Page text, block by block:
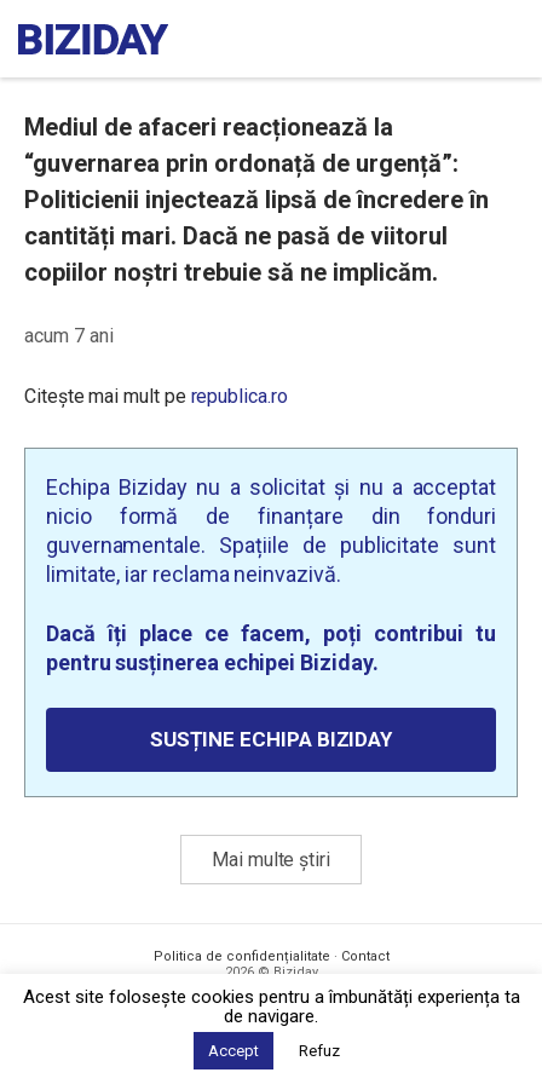
Mediul de afaceri reacționează la
“guvernarea prin ordonață de urgență”:
Politicienii injectează lipsă de încredere în
cantități mari. Dacă ne pasă de viitorul
copiilor noștri trebuie să ne implicăm.
acum 7 ani
Citește mai mult pe republica.ro
Echipa Biziday nu a solicitat și nu a acceptat
nicio formă de finanțare din fonduri
guvernamentale. Spațiile de publicitate sunt
limitate, iar reclama neinvazivă.
Dacă îți place ce facem, poți contribui tu
pentru susținerea echipei Biziday.
SUSȚINE ECHIPA BIZIDAY
Mai multe știri
Politica de confidențialitate · Contact
2026 © Biziday
Acest site foloseşte cookies pentru a îmbunătăți experiența ta
de navigare.
Accept Refuz